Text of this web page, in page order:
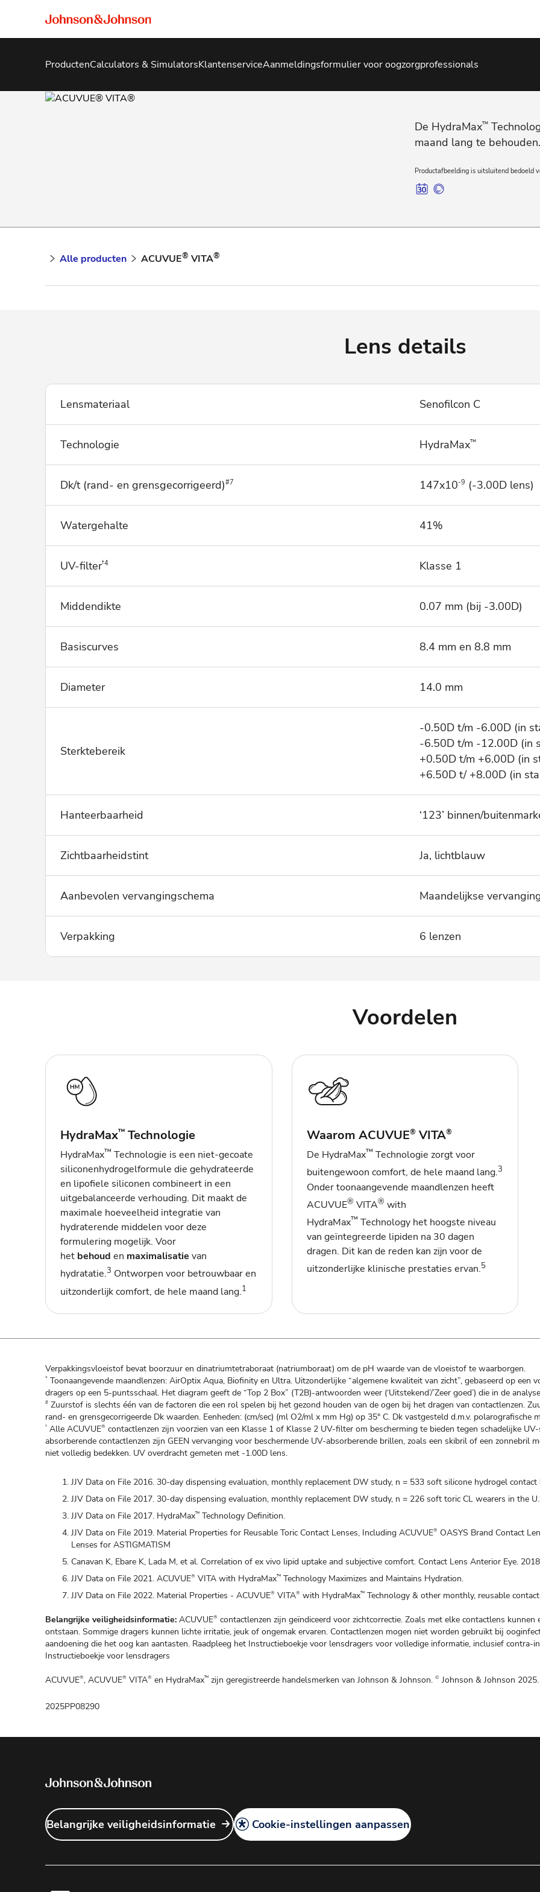
ProductenCalculators & SimulatorsKlantenserviceAanmeldingsformulier voor oogzorgprofessionals
De HydraMax™
maand lang te behouden.
Productafbeelding is uitsluitend bedoeld
Alle producten ACUVUE® VITA®
Lens details
Lensmateriaal Senofilcon C
Technologie HydraMax™
Dk/t (rand- en grensgecorrigeerd)#7 147x10-9 (-3.00D lens)
Watergehalte 41%
UV-filter†4 Klasse 1
Middendikte 0.07 mm (bij -3.00D)
Basiscurves 8.4 mm en 8.8 mm
Diameter 14.0 mm
Sterktebereik
-0.50D t/m -6.00D (in
-6.50D t/m -12.00D (in
+0.50D t/m +6.00D (in
+6.50D t/ +8.00D (in
Hanteerbaarheid ‘123’ binnen/
Zichtbaarheidstint Ja, lichtblauw
Aanbevolen vervangingschema Maandelijkse
Verpakking 6 lenzen
Voordelen
HydraMax™ Technologie
HydraMax™ Technologie is een niet-gecoate
siliconenhydrogelformule die gehydrateerde
en lipofiele siliconen combineert in een
uitgebalanceerde verhouding. Dit maakt de
maximale hoeveelheid integratie van
hydraterende middelen voor deze
formulering mogelijk. Voor
het behoud en maximalisatie van
hydratatie.3 Ontworpen voor betrouwbaar en
uitzonderlijk comfort, de hele maand lang.1
Waarom ACUVUE®VITA®
De HydraMax™ Technologie zorgt voor
buitengewoon comfort, de hele maand lang.3
Onder toonaangevende maandlenzen heeft
ACUVUE® VITA® with
HydraMax™ Technology het hoogste niveau
van geïntegreerde lipiden na 30 dagen
dragen. Dit kan de reden kan zijn voor de
uitzonderlijke klinische prestaties ervan.5
Verpakkingsvloeistof bevat boorzuur en dinatriumtetraboraat (natriumboraat) om de pH waarde van de vloeistof te waarborgen.
* Toonaangevende maandlenzen: AirOptix Aqua, Biofinity en Ultra. Uitzonderlijke “algemene kwaliteit van zicht”, gebaseerd op een
dragers op een 5-puntsschaal. Het diagram geeft de “Top 2 Box” (T2B)-antwoorden weer (‘Uitstekend’/’Zeer goed’) die in de
# Zuurstof is slechts één van de factoren die een rol spelen bij het gezond houden van de ogen bij het dragen van contactlenzen.
rand- en grensgecorrigeerde Dk waarden. Eenheden: (cm/sec) (ml O2/ml x mm Hg) op 35° C. Dk vastgesteld d.m.v. polarografische
† Alle ACUVUE® contactlenzen zijn voorzien van een Klasse 1 of Klasse 2 UV-filter om bescherming te bieden tegen schadelijke
absorberende contactlenzen zijn GEEN vervanging voor beschermende UV-absorberende brillen, zoals een skibril of een zonnebril
niet volledig bedekken. UV overdracht gemeten met -1.00D lens.
JJV Data on File 2016. 30-day dispensing evaluation, monthly replacement DW study, n = 533 soft silicone hydrogel
JJV Data on File 2017. 30-day dispensing evaluation, monthly replacement DW study, n = 226 soft toric CL wearers in the
JJV Data on File 2017. HydraMax™ Technology Definition.
JJV Data on File 2019. Material Properties for Reusable Toric Contact Lenses, Including ACUVUE® OASYS Brand Contact
Lenses for ASTIGMATISM
Canavan K, Ebare K, Lada M, et al. Correlation of ex vivo lipid uptake and subjective comfort. Contact Lens Anterior Eye.
JJV Data on File 2021. ACUVUE® VITA with HydraMax™ Technology Maximizes and Maintains Hydration.
JJV Data on File 2022. Material Properties - ACUVUE® VITA® with HydraMax™ Technology & other monthly, reusable
Belangrijke veiligheidsinformatie: ACUVUE® contactlenzen zijn geïndiceerd voor zichtcorrectie. Zoals met elke contactlens
ontstaan. Sommige dragers kunnen lichte irritatie, jeuk of ongemak ervaren. Contactlenzen mogen niet worden gebruikt bij
aandoening die het oog kan aantasten. Raadpleeg het Instructieboekje voor lensdragers voor volledige informatie, inclusief contra-
Instructieboekje voor lensdragers
ACUVUE®, ACUVUE® VITA® en HydraMax™ zijn geregistreerde handelsmerken van Johnson & Johnson. © Johnson & Johnson 2025.
2025PP08290
Belangrijke veiligheidsinformatie Cookie-instellingen aanpassen